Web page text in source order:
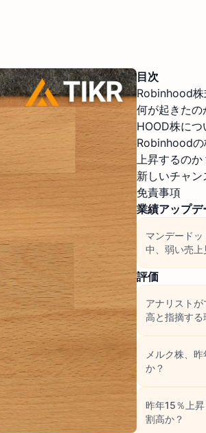
目次
Robinhood
何が起きたの
HOOD株に
Robinhoodの
上昇するのか
新しいチャン
免責事項
業績アップデ
マンデード
中、弱い売上
評価
アナリスト
高と指摘す
メルク株、
か？
昨年15％上
割高か？